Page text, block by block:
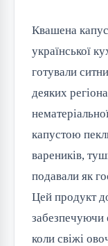
Квашена
української
готували
деяких
капустою
вареників,
подавали як
Цей продукт
забезпечуючи
коли свіжі